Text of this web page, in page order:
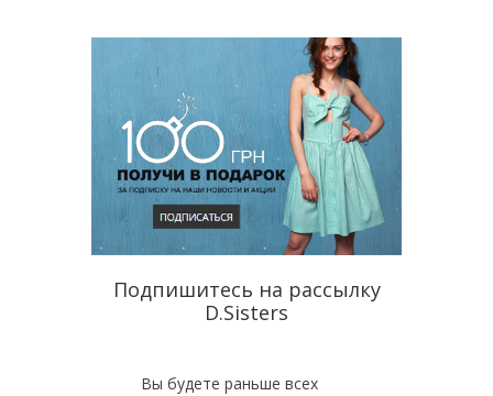
Подпишитесь на рассылку
D.Sisters
Вы будете раньше всех